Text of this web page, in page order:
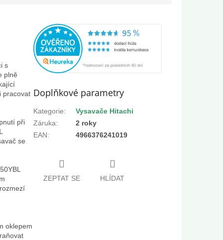
s
plně
pracovat
při
se
oklepem
Doplňkové parametry
Kategorie:
Vysavače Hitachi
Záruka:
2 roky
EAN: 4966376241019
ZEPTAT SE HLÍDAT